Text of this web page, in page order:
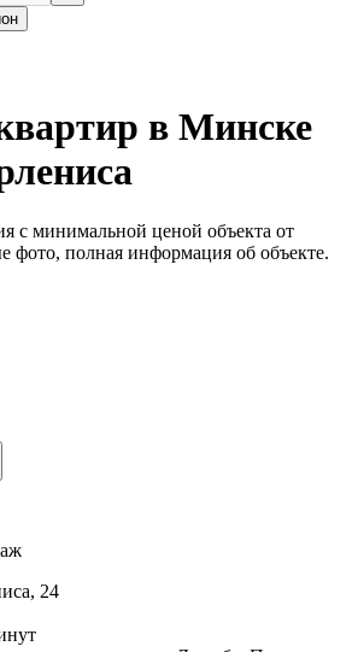
в Минске
с минимальной ценой объекта от
фото, полная информация об объекте.
24